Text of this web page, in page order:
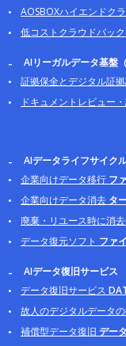
AOSBOXハイエンドク
低コストクラウドバッ
AIリーガルデータ基盤
証拠保全とデジタル証
ドキュメントレビュー
AIデータライフサイク
企業向けデータ移行 フ
企業向けデータ消去 タ
廃棄・リユース時に消
データ復元ソフト ファ
AIデータ復旧サービス
データ復旧サービス
故人のデジタルデータ
補償型データ復旧 デー